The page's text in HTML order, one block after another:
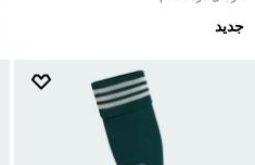
جديد